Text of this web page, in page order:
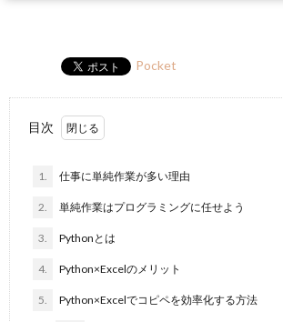
Pocket
目次
1. 仕事に単純作業が多い理由
2. 単純作業はプログラミングに任せよう
3. Pythonとは
4. Python×Excelのメリット
5. Python×Excelでコピペを効率化する方法